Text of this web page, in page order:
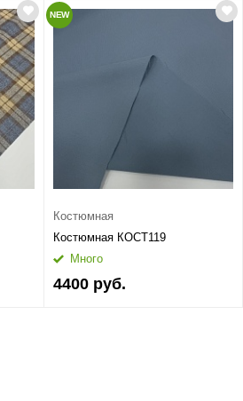
NEW
Костюмная
Костюмная КОСТ119
Много
4400 руб.